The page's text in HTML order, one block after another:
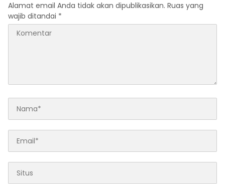
Alamat email Anda tidak akan dipublikasikan. Ruas yang
wajib ditandai *